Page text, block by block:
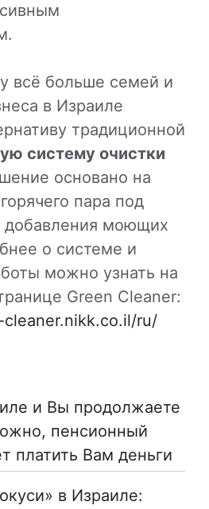
всё больше семей и
в Израиле
традиционной
систему очистки
основано на
пара под
добавления моющих
о системе и
можно узнать на
Green Cleaner:
ru/
и Вы продолжаете
пенсионный
платить Вам деньги
в Израиле: